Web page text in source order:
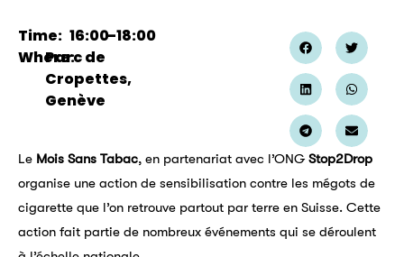
Le Mois Sans Tabac, en partenariat avec l’ONGStop2Drop
organise une action de sensibilisation contre les mégots de
cigarette que l’on retrouve partout par terre en Suisse. Cette
action fait partie de nombreux événements qui se déroulent
Time: 16:00–18:00
Where:Parc de
Cropettes,
Genève